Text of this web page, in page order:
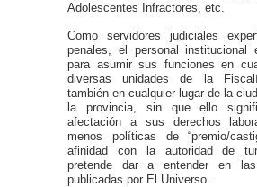
Adolescentes Infractores, etc.
Como servidores judiciales
penales, el personal institucional
para asumir sus funciones en
diversas unidades de la
también en cualquier lugar de la
la provincia, sin que ello
afectación a sus derechos
menos políticas de “premio/
afinidad con la autoridad de
pretende dar a entender en
publicadas por El Universo.